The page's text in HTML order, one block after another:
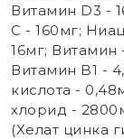
Витамин D3 -
С - 160мг;
16мг; Витамин
Витамин B1 -
кислота -
хлорид -
(Хелат цинка